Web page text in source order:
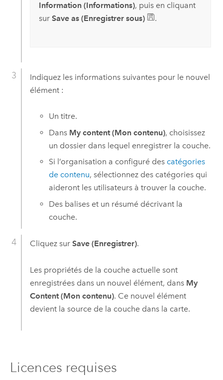
Information (Informations), puis en cliquant
sur Save as (Enregistrer sous) .
Indiquez les informations suivantes pour le nouvel
élément :
Un titre.
Dans My content (Mon contenu), choisissez
un dossier dans lequel enregistrer la couche.
Si l’organisation a configuré des catégories
de contenu, sélectionnez des catégories qui
aideront les utilisateurs à trouver la couche.
Des balises et un résumé décrivant la
couche.
Cliquez sur Save (Enregistrer).
Les propriétés de la couche actuelle sont
enregistrées dans un nouvel élément, dans My
Content (Mon contenu). Ce nouvel élément
devient la source de la couche dans la carte.
Licences requises